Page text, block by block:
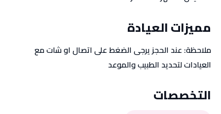
مميزات العيادة
ملاحظة: عند الحجز يرجى الضغط على اتصال او شات مع
العيادات لتحديد الطبيب والموعد
التخصصات